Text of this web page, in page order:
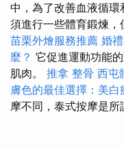
中，為了改善血液循
須進行一些體育鍛煉，
苗栗外燴服務推薦 婚
麼？ 它促進運動功能
肌肉。 推拿 整骨 西屯
膚色的最佳選擇：美白
摩不同，泰式按摩是所